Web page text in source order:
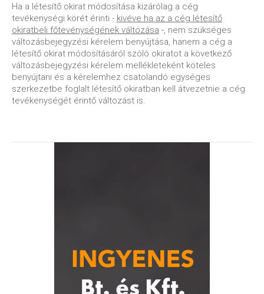
Ha a létesítő okirat módosítása kizárólag a cég
tevékenységi körét érinti - kivéve ha az a cég létesítő
okiratbeli főtevénységének változása -, nem szükséges
változásbejegyzési kérelem benyújtása, hanem a cég a
létesítő okirat módosításáról szóló okiratot a következő
változásbejegyzési kérelem mellékleteként köteles
benyújtani és a kérelemhez csatolandó egységes
szerkezetbe foglalt létesítő okiratban kell átvezetnie a cég
tevékenységét érintő változást is.